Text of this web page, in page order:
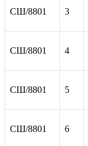
СШ/8801 3
СШ/8801 4
СШ/8801 5
СШ/8801 6